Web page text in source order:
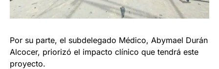
Por su parte, el subdelegado Médico, Abymael Durán
Alcocer, priorizó el impacto clínico que tendrá este
proyecto.